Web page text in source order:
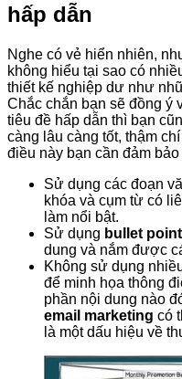
hấp dẫn
Nghe có vẻ hiển nhiên,
không hiểu tại sao có
thiết kế nghiệp dư như
Chắc chắn bạn sẽ đồng ý
tiêu đề hấp dẫn thì bạn
càng lâu càng tốt, thậm
điều này bạn cần đảm
Sử dụng các đoạn
khóa và cụm từ có
làm nổi bật.
Sử dụng bullet point
dung và nắm được
Không sử dụng
để minh họa thông
phần nội dung nào
email marketing có
là một dấu hiệu về